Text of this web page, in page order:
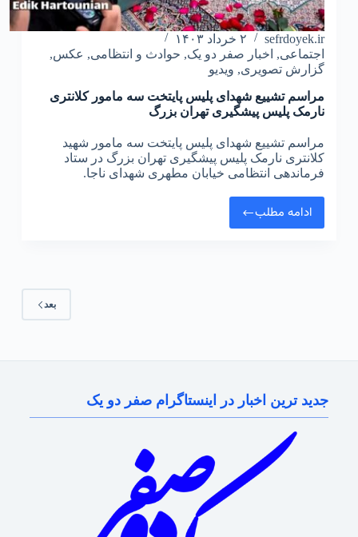
sefrdoyek.ir
۲ خرداد ۱۴۰۳
اجتماعی, اخبار صفر دو یک, حوادث و انتظامی, عکس,
گزارش تصویری, ویدیو
مراسم تشییع شهدای پلیس پایتخت سه مامور کلانتری
نارمک پلیس پیشگیری تهران بزرگ
مراسم تشییع شهدای پلیس پایتخت سه مامور شهید
کلانتری نارمک پلیس پیشگیری تهران بزرگ در ستاد
فرماندهی انتظامی خیابان مطهری شهدای ناجا.
ادامه مطلب
بعد
جدید ترین اخبار در اینستاگرام صفر دو یک